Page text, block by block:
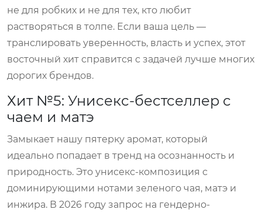
не для робких и не для тех, кто любит
растворяться в толпе. Если ваша цель —
транслировать уверенность, власть и успех, этот
восточный хит справится с задачей лучше многих
дорогих брендов.
Хит №5: Унисекс-бестселлер с
чаем и матэ
Замыкает нашу пятерку аромат, который
идеально попадает в тренд на осознанность и
природность. Это унисекс-композиция с
доминирующими нотами зеленого чая, матэ и
инжира. В 2026 году запрос на гендерно-